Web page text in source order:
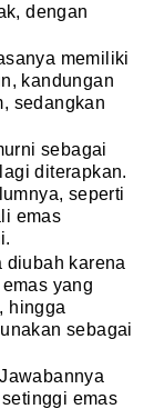
dengan
memiliki
kandungan
sedangkan
sebagai
diterapkan.
seperti
emas
diubah karena
yang
hingga
sebagai
emas